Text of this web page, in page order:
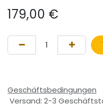
179,00 €
Geschäftsbedingungen
Versand: 2-3